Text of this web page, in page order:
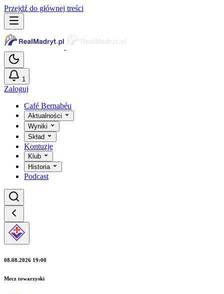
Przejdź do głównej treści
1
Zaloguj
Café Bernabéu
Aktualności
Wyniki
Skład
Kontuzje
Klub
Historia
Podcast
08.08.2026 19:00
Mecz towarzyski